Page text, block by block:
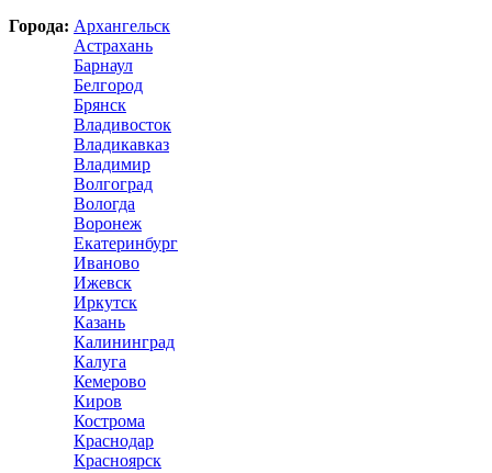
Города: Архангельск
Астрахань
Барнаул
Белгород
Брянск
Владивосток
Владикавказ
Владимир
Волгоград
Вологда
Воронеж
Екатеринбург
Иваново
Ижевск
Иркутск
Казань
Калининград
Калуга
Кемерово
Киров
Кострома
Краснодар
Красноярск